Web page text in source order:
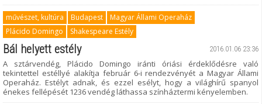
művészet, kultúra Budapest
Magyar Állami Operaház
Plácido Domingo
Shakespeare Estély
2016.01.06 23:36
Bál helyett estély
A sztárvendég, Plácido Domingo iránti óriási érdeklődésre való
tekintettel estéllyé alakítja február 6-i rendezvényét a Magyar Állami
Operaház. Estélyt adnak, és ezzel esélyt, hogy a világhírű spanyol
énekes fellépését 1236 vendég láthassa színháztermi kényelemben.